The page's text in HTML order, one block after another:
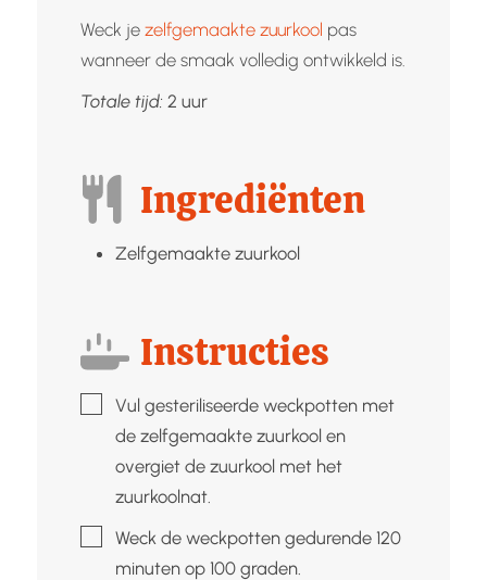
Weck je zelfgemaakte zuurkool pas
wanneer de smaak volledig ontwikkeld is.
Totale tijd: 2uur
uur
Ingrediënten
Zelfgemaakte zuurkool
Instructies
▢Vul gesteriliseerde weckpotten met
de zelfgemaakte zuurkool en
overgiet de zuurkool met het
zuurkoolnat.
▢Weck de weckpotten gedurende 120
minuten op 100 graden.